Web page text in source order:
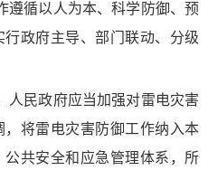
遵循以人为本、科学防御、预
政府主导、部门联动、分级
人民政府应当加强对雷电灾害
将雷电灾害防御工作纳入本
共安全和应急管理体系，所